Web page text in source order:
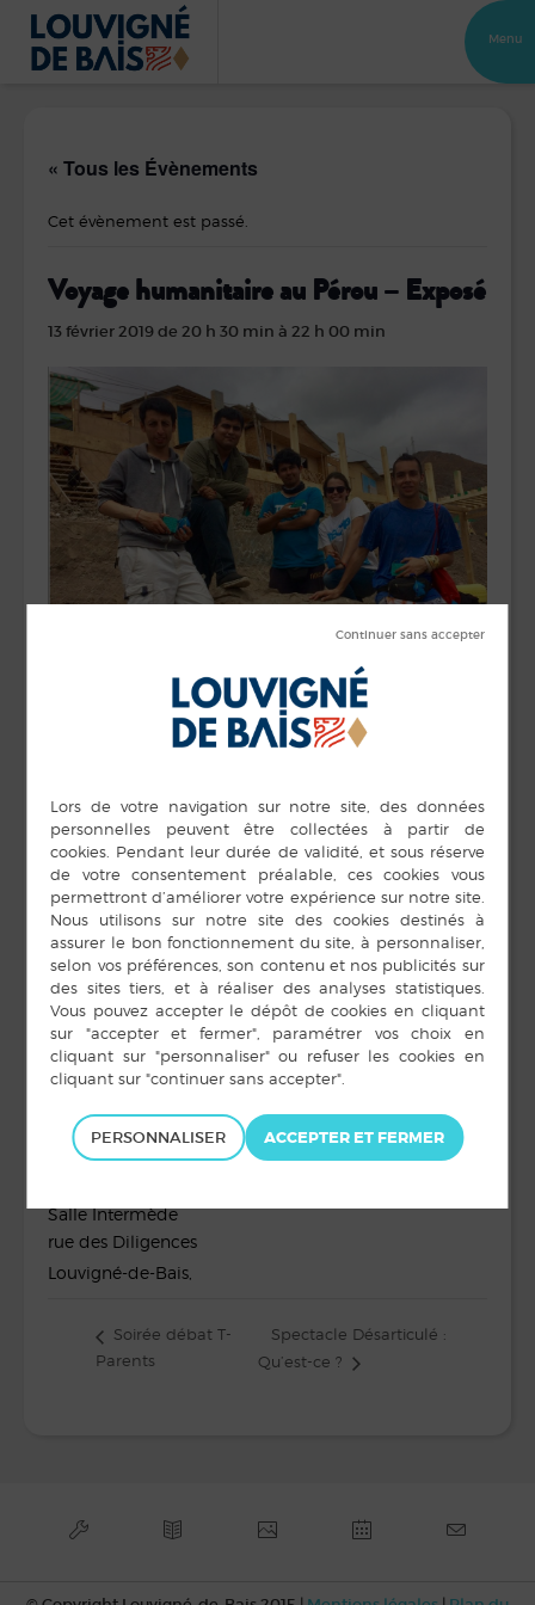
Menu
« Tous les Évènements
Cet évènement est passé.
Voyage humanitaire au Pérou – Exposé
13 février 2019 de 20 h 30 min à 22 h 00 min
Pauline Ogier, étudiante en master 1 de droit
international et Européen, présentera un diaporama
de son voyage humanitaire de 7 mois dans des
A l’issue de la présentation, un temps d’échange
permettra aux participants d’échanger avec Pauline
sur cette expérience enrichissante.
DÉTAILS
Date :
13 février 2019
Heure :
20 h 30 min à 22 h 00
min
Salle Intermède
rue des Diligences
Louvigné-de-Bais
ORGANISATEUR
Commune de
Louvigné-de-Bais
Soirée débat T-
Parents
Spectacle Désarticulé :
Qu’est-ce ?
PERSONNALISER